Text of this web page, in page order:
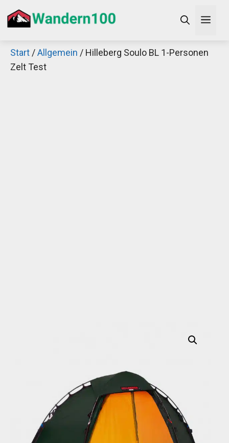
Inhalt
Start /Allgemein / Hilleberg Soulo BL 1-Personen
Zelt Test